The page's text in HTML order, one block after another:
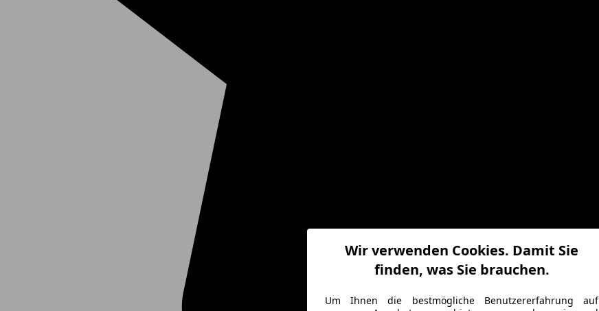
Wir verwenden Cookies. Damit Sie
finden, was Sie brauchen.
Um Ihnen die bestmögliche Benutzererfahrung auf